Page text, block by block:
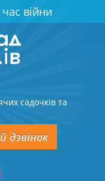
війни
садочків та
дзвінок